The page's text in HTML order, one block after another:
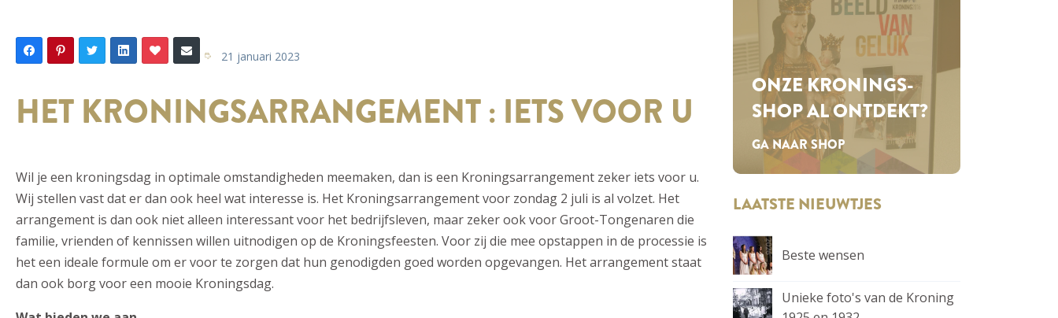
21 januari 2023
HET KRONINGSARRANGEMENT : IETS VOOR U
Wil je een kroningsdag in optimale omstandigheden meemaken, dan is een Kroningsarrangement zeker iets voor u.
Wij stellen vast dat er dan ook heel wat interesse is. Het Kroningsarrangement voor zondag 2 juli is al volzet. Het
arrangement is dan ook niet alleen interessant voor het bedrijfsleven, maar zeker ook voor Groot-Tongenaren die
familie, vrienden of kennissen willen uitnodigen op de Kroningsfeesten. Voor zij die mee opstappen in de processie is
het een ideale formule om er voor te zorgen dat hun genodigden goed worden opgevangen. Het arrangement staat
dan ook borg voor een mooie Kroningsdag.
ONZE KRONINGS­
SHOP AL ONTDEKT?
GA NAAR SHOP
LAATSTE NIEUWTJES
Beste wensen
Unieke foto's van de Kroning